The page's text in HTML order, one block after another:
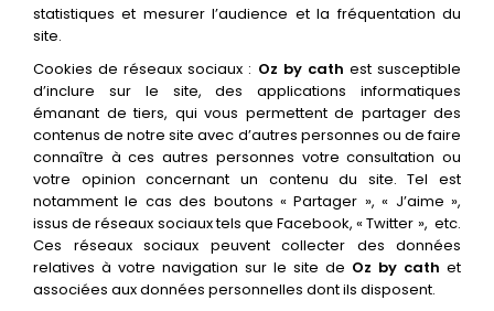
statistiques et mesurer l’audience et la fréquentation du
site.
Cookies de réseaux sociaux : Oz by cath est susceptible
d’inclure sur le site, des applications informatiques
émanant de tiers, qui vous permettent de partager des
contenus de notre site avec d’autres personnes ou de faire
connaître à ces autres personnes votre consultation ou
votre opinion concernant un contenu du site. Tel est
notamment le cas des boutons « Partager », « J’aime »,
issus de réseaux sociaux tels que Facebook, « Twitter », etc.
Ces réseaux sociaux peuvent collecter des données
relatives à votre navigation sur le site de Oz by cath et
associées aux données personnelles dont ils disposent.